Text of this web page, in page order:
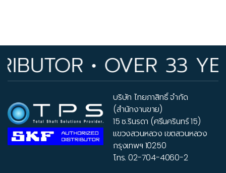
• OVER 33
บริษัท ไทยภาสิทธิ์ จำกัด
(สำนักงานขาย)
15 ซ.รินรดา (ศรีนครินทร์ 15)
แขวงสวนหลวง เขตสวนหลวง
กรุงเทพฯ 10250
โทร.02-704-4060-2